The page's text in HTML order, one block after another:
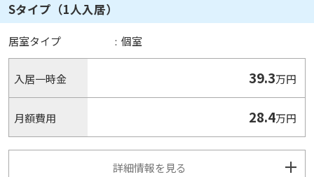
Sタイプ（1人入居）
居室タイプ : 個室
入居一時金 39.3万円
月額費用 28.4万円
詳細情報を見る